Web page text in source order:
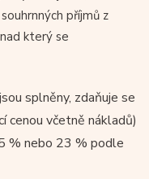
příjmů z
který se
splněny, zdaňuje se
cenou včetně nákladů)
% nebo 23 % podle